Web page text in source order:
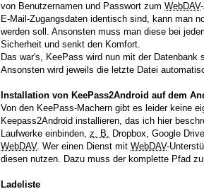
von Benutzernamen und Passwort zum WebDAV
E-Mail-Zugangsdaten identisch sind, kann man
werden soll. Ansonsten muss man diese bei
Sicherheit und senkt den Komfort.
Das war's, KeePass wird nun mit der
Ansonsten wird jeweils die letzte Datei
Installation von KeePass2Android auf dem
Von den KeePass-Machern gibt es leider keine
Keepass2Android installieren, das ich hier
Laufwerke einbinden, z. B. Dropbox, Google
WebDAV. Wer einen Dienst mit WebDAV-
diesen nutzen. Dazu muss der komplette Pfad
Ladeliste